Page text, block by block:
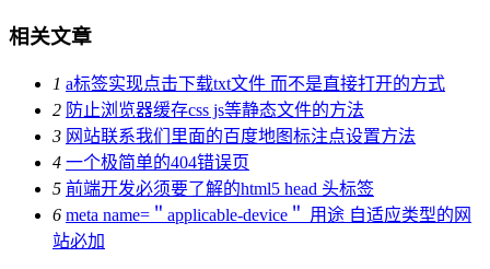
相关文章
1 a标签实现点击下载txt文件 而不是直接打开的方式
2 防止浏览器缓存css js等静态文件的方法
3 网站联系我们里面的百度地图标注点设置方法
4 一个极简单的404错误页
5 前端开发必须要了解的html5 head 头标签
6 meta name=＂applicable-device＂ 用途 自适应类型的网
站必加